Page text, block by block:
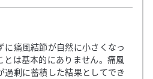
に痛風結節が自然に小さくなっ
とは基本的にありません。痛風
過剰に蓄積した結果としてでき